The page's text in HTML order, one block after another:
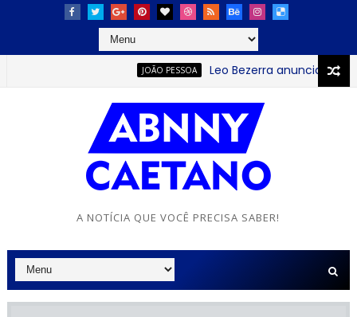
JOÃO PESSOA Leo Bezerra anuncia
A NOTÍCIA QUE VOCÊ PRECISA SABER!